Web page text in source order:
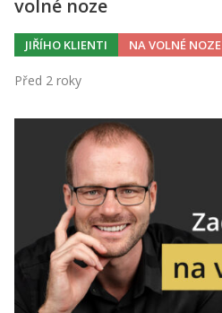
volné noze
JIŘÍHO KLIENTI NA VOLNÉ NOZE
Před 2 roky